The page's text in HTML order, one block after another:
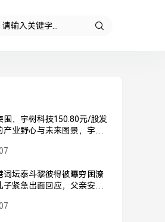
围，宇树科技150.80元/股发
产业野心与未来图景，宇树
心与未来图景
词坛泰斗黎彼得被曝穷困潦
子紧急出面回应，父亲安
亲安好并未离世